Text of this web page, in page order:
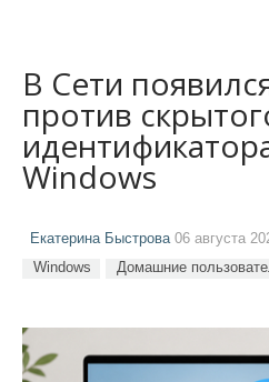
В Сети
против
Windows
Екатерина Быстрова 06 августа
Windows Домашние